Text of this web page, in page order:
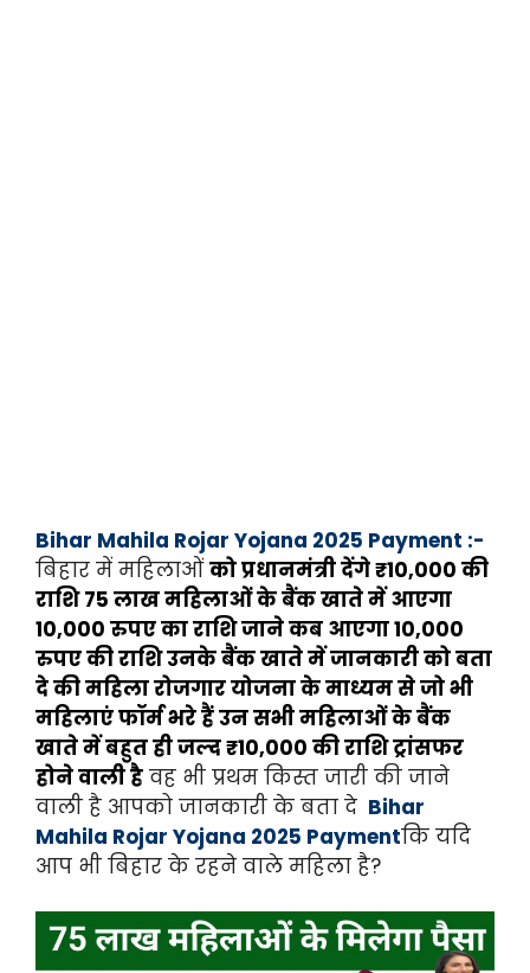
Bihar Mahila Rojar Yojana 2025 Payment :-
बिहार में महिलाओंको प्रधानमंत्री देंगे ₹10,000 की
राशि 75 लाख महिलाओं के बैंक खाते में आएगा
10,000 रुपए का राशि जाने कब आएगा 10,000
रुपए की राशि उनके बैंक खाते में जानकारी को बता
दे की महिला रोजगार योजना के माध्यम से जो भी
महिलाएं फॉर्म भरे हैं उन सभी महिलाओं के बैंक
खाते में बहुत ही जल्द ₹10,000 की राशि ट्रांसफर
होने वाली है वह भी प्रथम किस्त जारी की जाने
वाली है आपको जानकारी के बता दे Bihar
Mahila Rojar Yojana 2025 Paymentकि यदि
आप भी बिहार के रहने वाले महिला है?